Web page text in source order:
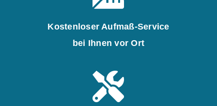
Kostenloser Aufmaß-Service
bei Ihnen vor Ort